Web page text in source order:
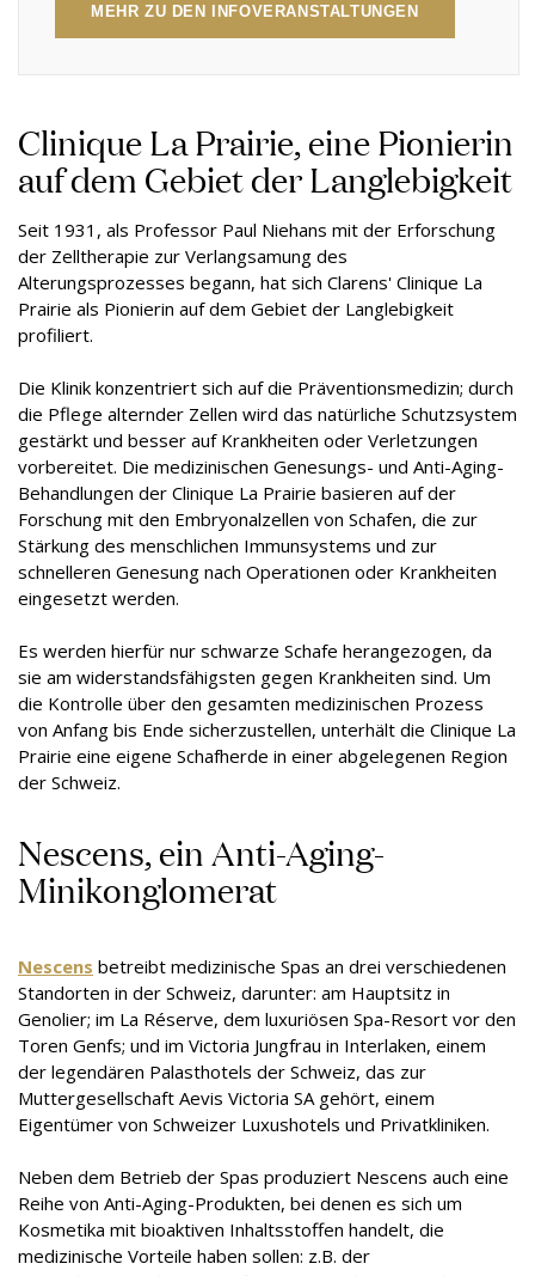
MEHR ZU DEN INFOVERANSTALTUNGEN
Clinique La Prairie, eine Pionierin
auf dem Gebiet der Langlebigkeit
Seit 1931, als Professor Paul Niehans mit der Erforschung
der Zelltherapie zur Verlangsamung des
Alterungsprozesses begann, hat sich Clarens' Clinique La
Prairie als Pionierin auf dem Gebiet der Langlebigkeit
profiliert.
Die Klinik konzentriert sich auf die Präventionsmedizin; durch
die Pflege alternder Zellen wird das natürliche Schutzsystem
gestärkt und besser auf Krankheiten oder Verletzungen
vorbereitet. Die medizinischen Genesungs- und Anti-Aging-
Behandlungen der Clinique La Prairie basieren auf der
Forschung mit den Embryonalzellen von Schafen, die zur
Stärkung des menschlichen Immunsystems und zur
schnelleren Genesung nach Operationen oder Krankheiten
eingesetzt werden.
Es werden hierfür nur schwarze Schafe herangezogen, da
sie am widerstandsfähigsten gegen Krankheiten sind. Um
die Kontrolle über den gesamten medizinischen Prozess
von Anfang bis Ende sicherzustellen, unterhält die Clinique La
Prairie eine eigene Schafherde in einer abgelegenen Region
der Schweiz.
Nescens, ein Anti-Aging-
Minikonglomerat
Nescens betreibt medizinische Spas an drei verschiedenen
Standorten in der Schweiz, darunter: am Hauptsitz in
Genolier; im La Réserve, dem luxuriösen Spa-Resort vor den
Toren Genfs; und im Victoria Jungfrau in Interlaken, einem
der legendären Palasthotels der Schweiz, das zur
Muttergesellschaft Aevis Victoria SA gehört, einem
Eigentümer von Schweizer Luxushotels und Privatkliniken.
Neben dem Betrieb der Spas produziert Nescens auch eine
Reihe von Anti-Aging-Produkten, bei denen es sich um
Kosmetika mit bioaktiven Inhaltsstoffen handelt, die
medizinische Vorteile haben sollen: z.B. der